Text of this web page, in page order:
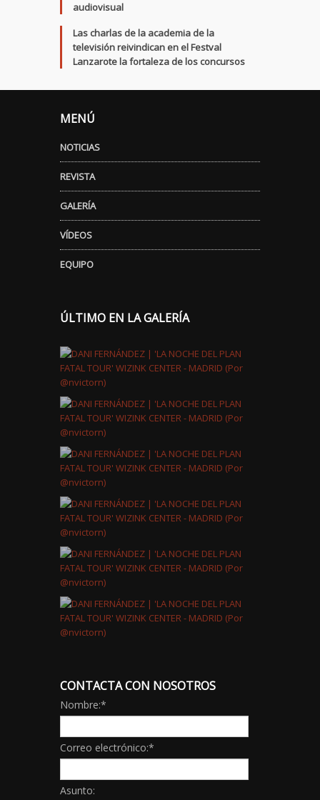
audiovisual
Las charlas de la academia de la
televisión reivindican en el Festval
Lanzarote la fortaleza de los concursos
MENÚ
NOTICIAS
REVISTA
GALERÍA
VÍDEOS
EQUIPO
ÚLTIMO EN LA GALERÍA
CONTACTA CON NOSOTROS
Nombre:*
Correo electrónico:*
Asunto: